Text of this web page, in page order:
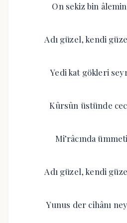
On sekiz bin âlemin
Adı güzel, kendi
Yedi kat gökleri
Kûrsûn üstünde
Mi’râcında
Adı güzel, kendi
Yunus der cihânı